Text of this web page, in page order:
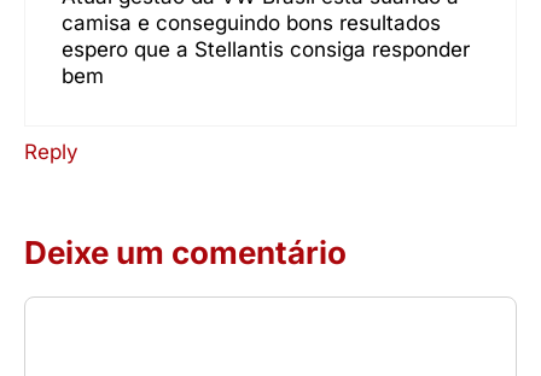
camisa e conseguindo bons resultados
espero que a Stellantis consiga responder
bem
Reply
Deixe um comentário
Comentário